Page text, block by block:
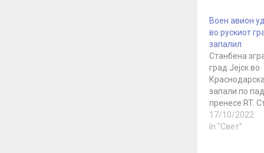
Воен авион
во рускиот
запалил
Станбена
град Јејск во
запали по
пренесе RT.
воен
борбен авион
17/10/2022
In "Свет"